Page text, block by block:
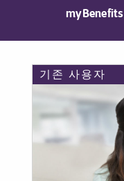
myBenefits
기존 사용자